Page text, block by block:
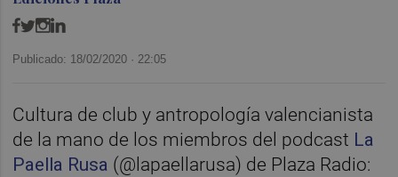
Publicado: 18/02/2020 · 22:05
Cultura de club y antropología valencianista
de la mano de los miembros del podcast La
Paella Rusa (@lapaellarusa) de Plaza Radio: